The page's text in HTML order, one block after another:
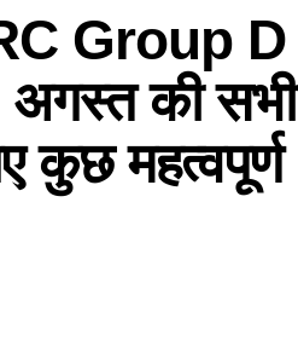
Group D
की सभी
महत्वपूर्ण